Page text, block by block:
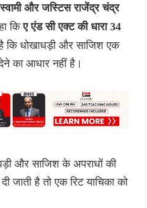
और जस्टिस राजेंद्र चंद्र
किए एंड सी एक्ट की धारा 34
कि धोखाधड़ी और साजिश एक
का आधार नहीं है।
और साजिश के अपराधों की
जाती है तो एक रिट याचिका को